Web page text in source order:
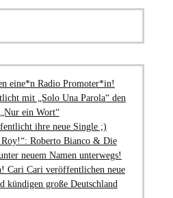
eine*n Radio Promoter*in!
mit „Solo Una Parola“ den
ein Wort“
ihre neue Single ;)
Roy!“: Roberto Bianco & Die
neuem Namen unterwegs!
Cari Cari veröffentlichen neue
kündigen große Deutschland